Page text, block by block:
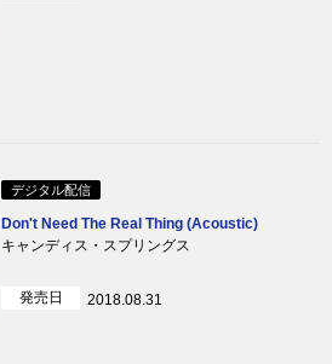
デジタル配信
Don't Need The Real Thing (Acoustic)
キャンディス・スプリングス
発売日 2018.08.31